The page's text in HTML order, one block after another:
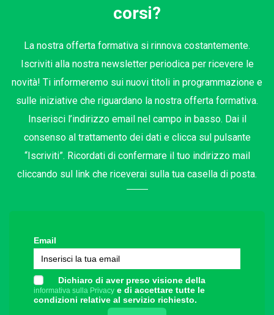
corsi?
La nostra offerta formativa si rinnova costantemente.
Iscriviti alla nostra newsletter periodica per ricevere le
novità! Ti informeremo sui nuovi titoli in programmazione e
sulle iniziative che riguardano la nostra offerta formativa.
Inserisci l’indirizzo email nel campo in basso. Dai il
consenso al trattamento dei dati e clicca sul pulsante
“Iscriviti”. Ricordati di confermare il tuo indirizzo mail
cliccando sul link che riceverai sulla tua casella di posta.
Email
Dichiaro di aver preso visione della
informativa sulla Privacy e di accettare tutte le
condizioni relative al servizio richiesto.